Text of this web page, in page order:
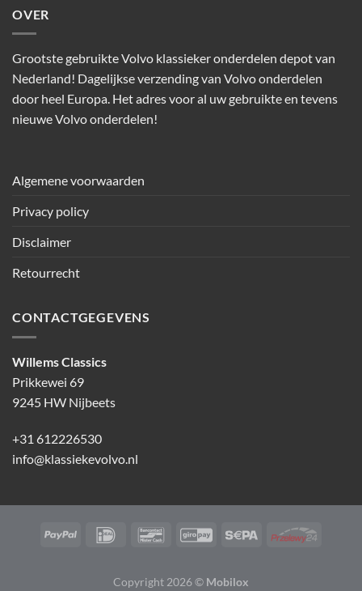
OVER
Grootste gebruikte Volvo klassieker onderdelen depot van
Nederland! Dagelijkse verzending van Volvo onderdelen
door heel Europa. Het adres voor al uw gebruikte en tevens
nieuwe Volvo onderdelen!
Algemene voorwaarden
Privacy policy
Disclaimer
Retourrecht
CONTACTGEGEVENS
Willems Classics
Prikkewei 69
9245 HW Nijbeets
+31 612226530
info@klassiekevolvo.nl
Copyright 2026 © Mobilox